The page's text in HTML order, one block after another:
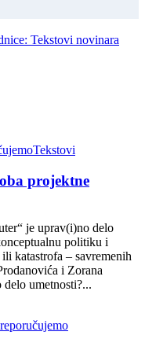
Tekstovi novinara
Tekstovi
projektne
je uprav(i)no delo
politiku i
katastrofa – savremenih
i Zorana
umetnosti?...